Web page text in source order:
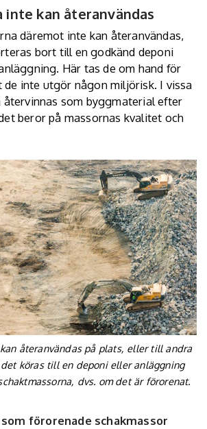
inte kan återanvändas
däremot inte kan återanvändas,
bort till en godkänd deponi
Här tas de om hand för
inte utgör någon miljörisk. I vissa
återvinnas som byggmaterial efter
beror på massornas kvalitet och
återanvändas på plats, eller till andra
köras till en deponi eller anläggning
dvs. om det är förorenat.
förorenade schakmassor